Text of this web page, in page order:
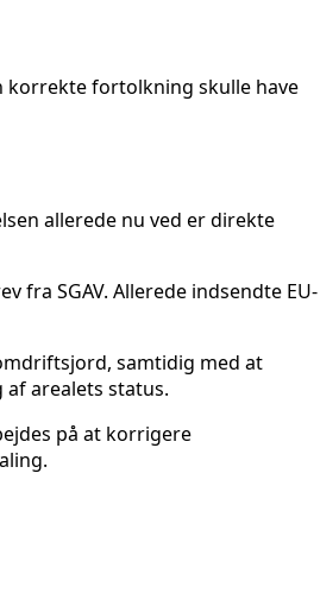
korrekte fortolkning skulle have
allerede nu ved er direkte
SGAV. Allerede indsendte EU-
samtidig med at
arealets status.
på at korrigere